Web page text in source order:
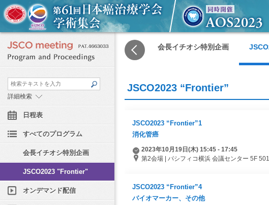
会長イチオシ特別企画
JSCO2023 “Frontier”
JSCO2023 “Frontier”1
消化管癌
2023年10月19日(木) 15:45 - 17:45
第2会場 | パシフィコ横浜 会議センター 5F
JSCO2023 “Frontier”4
バイオマーカー、その他
詳細検索
日程表
すべてのプログラム
会長イチオシ特別企画
JSCO2023 "Frontier"
オンデマンド配信